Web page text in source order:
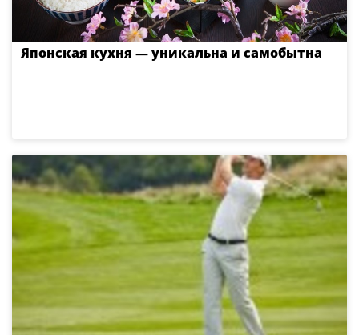
Японская кухня — уникальна и самобытна